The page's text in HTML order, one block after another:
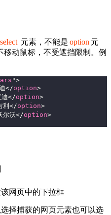
select 元素，不能是 option 元
移动鼠标，不受遮挡限制。例
">
</option>
迪</option>
利</option>
尔沃</option>
网页中的下拉框
择捕获的网页元素也可以选